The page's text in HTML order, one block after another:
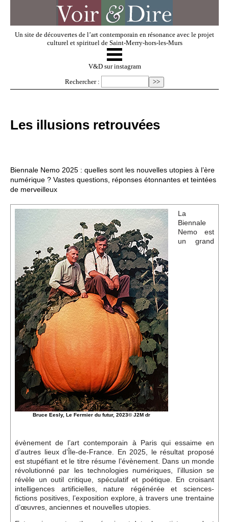
Un site de découvertes de l’art contemporain en résonance avec le projet
culturel et spirituel de Saint-Merry-hors-les-Murs
V & D
Exposer
Regarder
Événements
Sacré
Cousinages
☰
V&D sur instagram
Rechercher :
Les illusions retrouvées
Biennale Nemo 2025 : quelles sont les nouvelles utopies à l’ère
numérique ? Vastes questions, réponses étonnantes et teintées
de merveilleux
Bruce Eesly, Le Fermier du futur, 2023© J2M dr
La
Biennale
Nemo est
un grand
évènement de l’art contemporain à Paris qui essaime en
d’autres lieux d’Île-de-France. En 2025, le résultat proposé
est stupéfiant et le titre résume l’évènement. Dans un monde
révolutionné par les technologies numériques, l’illusion se
révèle un outil critique, spéculatif et poétique. En croisant
intelligences artificielles, nature régénérée et sciences-
fictions positives, l’exposition explore, à travers une trentaine
d’œuvres, anciennes et nouvelles utopies.